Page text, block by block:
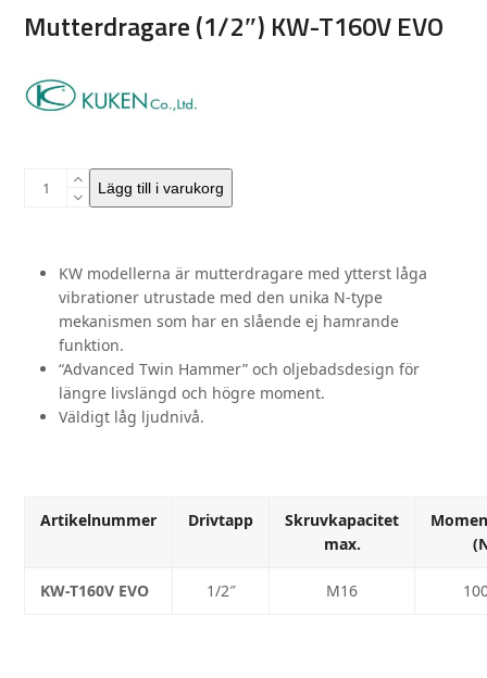
Mutterdragare (1/2″) KW-T160V EVO
Mutterdragare
EVO
mängd
Lägg till i varukorg
KW modellerna är mutterdragare med ytterst låga
vibrationer utrustade med den unika N-type
mekanismen som har en slående ej hamrande
funktion.
“Advanced Twin Hammer” och oljebadsdesign för
längre livslängd och högre moment.
Väldigt låg ljudnivå.
Artikelnummer Drivtapp
Skruvkapacitet
max.
KW-T160V EVO 1/2″ M16